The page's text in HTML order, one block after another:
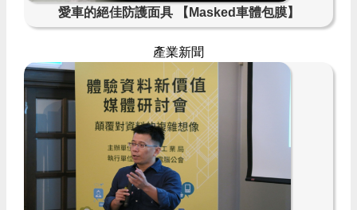
愛車的絕佳防護面具 【Masked車體包膜】
產業新聞